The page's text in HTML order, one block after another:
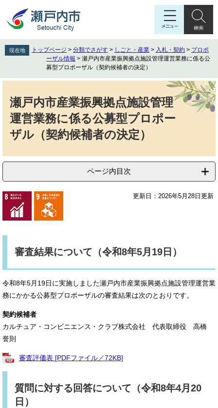
先
頭
す
を
飛
し
現在地 トップページ > 分類でさがす > しごと・産業 > 入札・契約 > プロポ
ーザル情報 > 瀬戸内市産業振興拠点施設管理運営業務に係る公
募型プロポーザル（契約候補者の決定）
瀬戸内市産業振興拠点施設管理
運営業務に係る公募型プロポー
ザル（契約候補者の決定）
ページ内目次
更新日：2026年5月28日更新
審査結果について（令和8年5月19日）
令和8年5月19日に実施しました瀬戸内市産業振興拠点施設管理運営業
務にかかる公募型プロポーザルの審査結果は次のとおりです。
契約候補者
カルチュア・コンビニエンス・クラブ株式会社 代表取締役 高橋
誉則
審査評価表 [PDFファイル／72KB]
質問に対する回答について（令和8年4月20
日）